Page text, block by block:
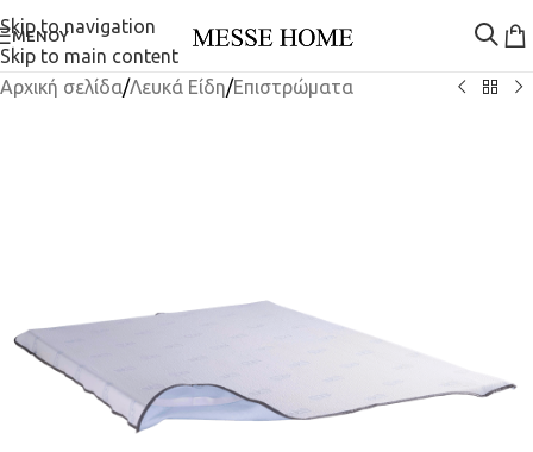
Skip to navigation
Skip to main content
ΜΕΝΟΎ
Αρχική σελίδα/Λευκά Είδη/Επιστρώματα